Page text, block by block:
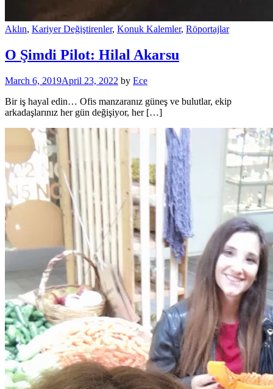
Aklın, Kariyer Değiştirenler, Konuk Kalemler, Röportajlar
O Şimdi Pilot: Hilal Akarsu
March 6, 2019April 23, 2022 by Ece
Bir iş hayal edin… Ofis manzaranız güneş ve bulutlar, ekip
arkadaşlarınız her gün değişiyor, her […]